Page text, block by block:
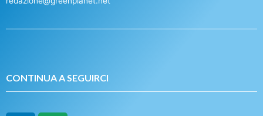
CONTINUA A SEGUIRCI